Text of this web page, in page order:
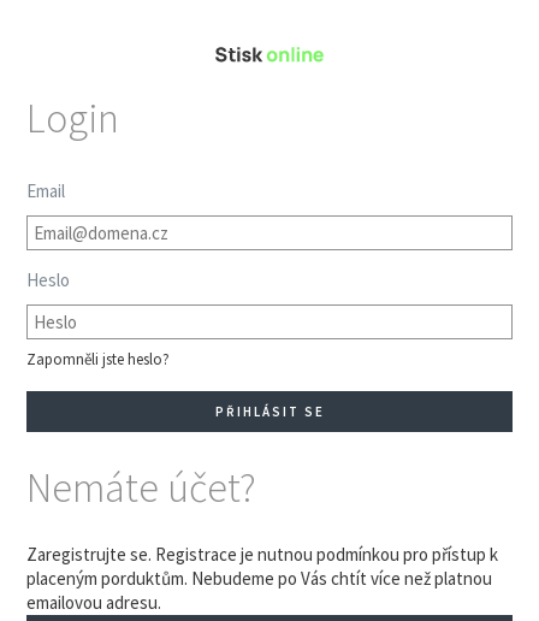
Login
Email
Heslo
Zapomněli jste heslo?
Nemáte účet?
Zaregistrujte se. Registrace je nutnou podmínkou pro přístup k
placeným porduktům. Nebudeme po Vás chtít více než platnou
emailovou adresu.